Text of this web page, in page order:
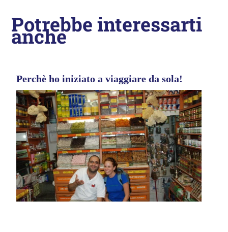
Potrebbe interessarti
anche
Perchè ho iniziato a viaggiare da sola!